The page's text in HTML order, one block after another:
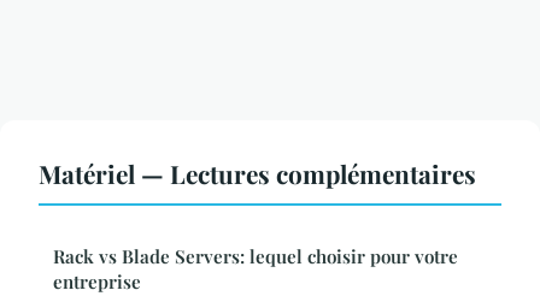
Matériel — Lectures complémentaires
Rack vs Blade Servers: lequel choisir pour votre
entreprise